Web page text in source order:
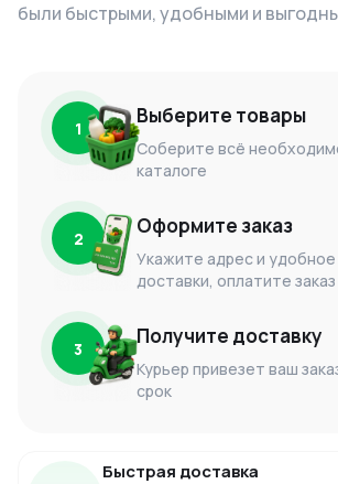
были быстрыми, удобными и
1 Выберите товары
Соберите всё
каталоге
2 Оформите заказ
Укажите адрес и
доставки, оплатите заказ
3 Получите доставку
Курьер привезет ваш
срок
Быстрая доставка